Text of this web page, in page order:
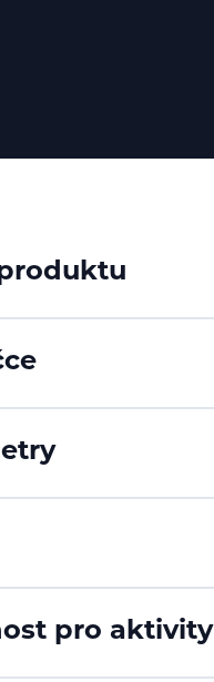
pro aktivity